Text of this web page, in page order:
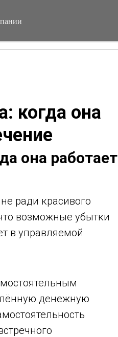
когда она
она работает
ради красивого
возможные убытки
в управляемой
денежную